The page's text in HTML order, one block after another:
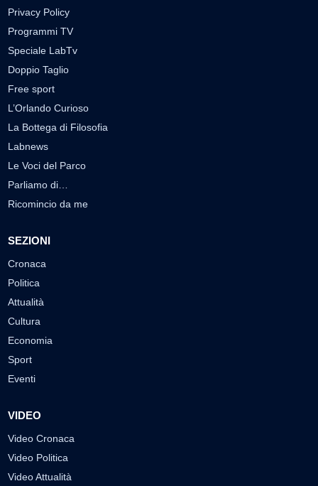
Privacy Policy
Programmi TV
Speciale LabTv
Doppio Taglio
Free sport
L’Orlando Curioso
La Bottega di Filosofia
Labnews
Le Voci del Parco
Parliamo di…
Ricomincio da me
SEZIONI
Cronaca
Politica
Attualità
Cultura
Economia
Sport
Eventi
VIDEO
Video Cronaca
Video Politica
Video Attualità